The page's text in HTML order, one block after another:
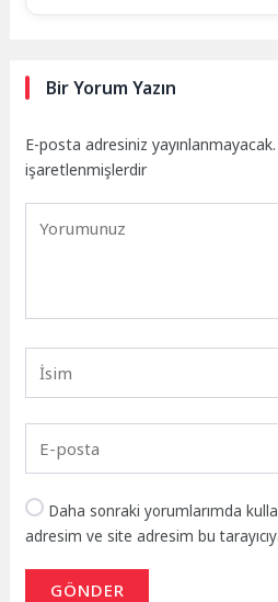
Bir Yorum Yazın
E-posta adresiniz yayınlanmayacak.
işaretlenmişlerdir
Daha sonraki yorumlarımda
adresim ve site adresim bu
GÖNDER